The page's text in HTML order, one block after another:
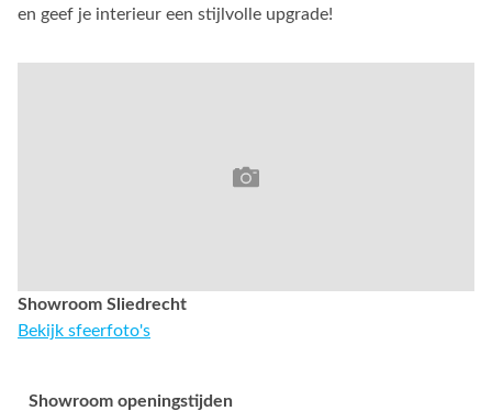
en geef je interieur een stijlvolle upgrade!
Showroom Sliedrecht
Bekijk sfeerfoto's
Showroom openingstijden